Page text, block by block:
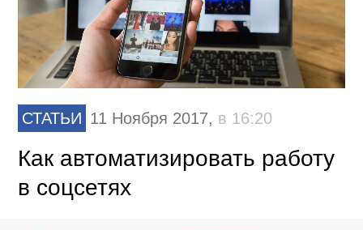
СТАТЬИ 11 Ноября 2017, в 16:20
Как автоматизировать работу
в соцсетях